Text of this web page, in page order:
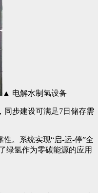
▲ 电解水制氢设备
同步建设可满足7日储存需
。系统实现“启-运-停”全
绿氢作为零碳能源的应用